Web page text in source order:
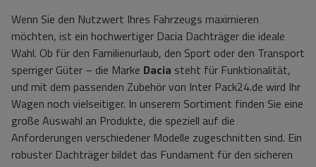
Wenn Sie den Nutzwert Ihres Fahrzeugs maximieren
möchten, ist ein hochwertiger Dacia Dachträger die ideale
Wahl. Ob für den Familienurlaub, den Sport oder den Transport
sperriger Güter – die Marke Dacia steht für Funktionalität,
und mit dem passenden Zubehör von Inter Pack24.de wird Ihr
Wagen noch vielseitiger. In unserem Sortiment finden Sie eine
große Auswahl an Produkte, die speziell auf die
Anforderungen verschiedener Modelle zugeschnitten sind. Ein
robuster Dachträger bildet das Fundament für den sicheren